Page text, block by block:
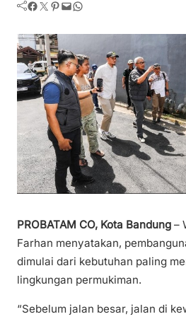
Facebook Twitter Pinterest Mail WhatsApp
PROBATAM CO, Kota Bandung –
Farhan menyatakan,
dimulai dari kebutuhan paling
lingkungan permukiman.
“Sebelum jalan besar, jalan di